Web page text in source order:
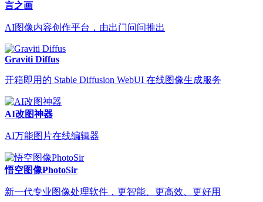
言之画
AI图像内容创作平台，由出门问问推出
Graviti Diffus
开箱即用的 Stable Diffusion WebUI 在线图像生成服务
AI改图神器
AI万能图片在线编辑器
悟空图像PhotoSir
新一代专业图像处理软件，更智能、更高效、更好用